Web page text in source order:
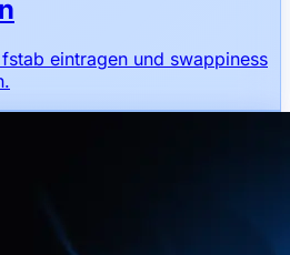
eintragen und swappiness